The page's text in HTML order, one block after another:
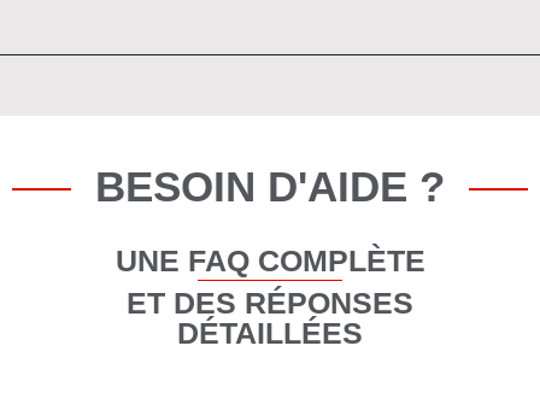
BESOIN D'AIDE ?
UNE FAQ COMPLÈTE
ET DES RÉPONSES
DÉTAILLÉES